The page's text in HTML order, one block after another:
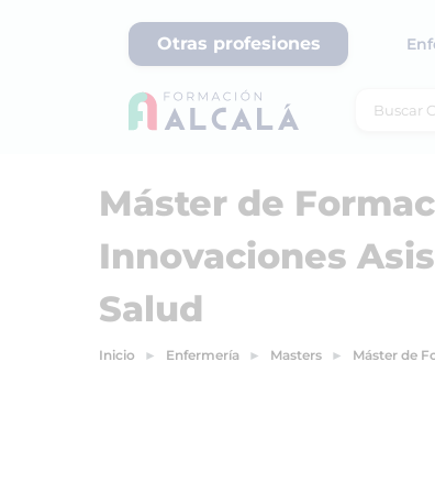
Otras profesiones
Máster de
Innovaciones
Salud
Inicio Enfermería Masters Máster de